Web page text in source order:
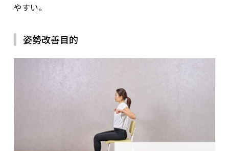
ことでそのあとのトレーニング全体の質が大きく変わります。
無理なく続けられる強度と頻度を選ぶ
やすい。
姿勢改善目的